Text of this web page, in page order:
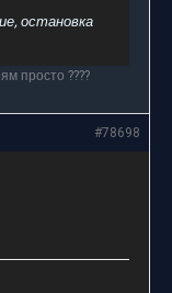
остановка
просто ????
#78698